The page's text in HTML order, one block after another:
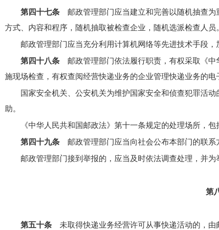
第四十七条邮政管理部门应当建立和完善以随机抽查为
方式、内容和程序，随机抽取被检查企业，随机选派检查人
邮政管理部门应当充分利用计算机网络等先进技术手段
第四十八条邮政管理部门依法履行职责，有权采取《中
施现场检查，有权查阅经营快递业务的企业管理快递业务的电
国家安全机关、公安机关为维护国家安全和侦查犯罪活
助。
《中华人民共和国邮政法》第十一条规定的处理场所，
第四十九条邮政管理部门应当向社会公布本部门的联系
邮政管理部门接到举报的，应当及时依法调查处理，并
第
第五十条未取得快递业务经营许可从事快递活动的，由